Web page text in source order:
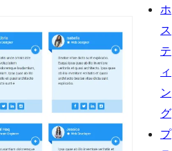
ホ
ス
テ
ィ
ン
グ
プ